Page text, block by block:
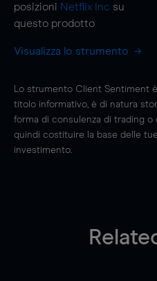
posizioni Netflix Inc su
questo prodotto
Visualizza lo strumento
Lo strumento Client Sentiment
titolo informativo, è di natura
forma di consulenza di trading
quindi costituire la base delle
investimento.